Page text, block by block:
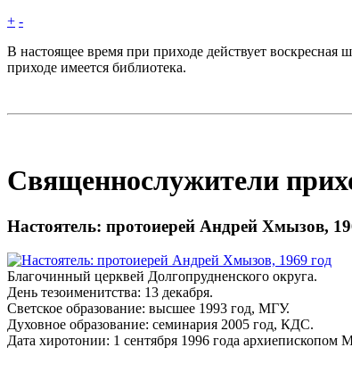
+ -
В настоящее время при приходе действует
приходе имеется библиотека.
Cвященнослужители
Настоятель: протоиерей Андрей Хмызов,
Благочинный церквей Долгопрудненского округа.
День тезоименитства: 13 декабря.
Светское образование: высшее 1993 год, МГУ.
Духовное образование: семинария 2005 год, КДС.
Дата хиротонии: 1 сентября 1996 года архиепископом